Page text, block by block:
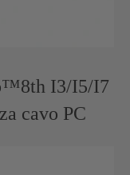
I3/I5/I7
cavo PC